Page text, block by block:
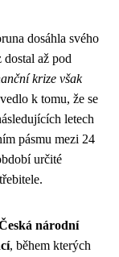
dosáhla svého
až pod
krize však
k tomu, že se
letech
pásmu mezi 24
určité
národní
, během kterých